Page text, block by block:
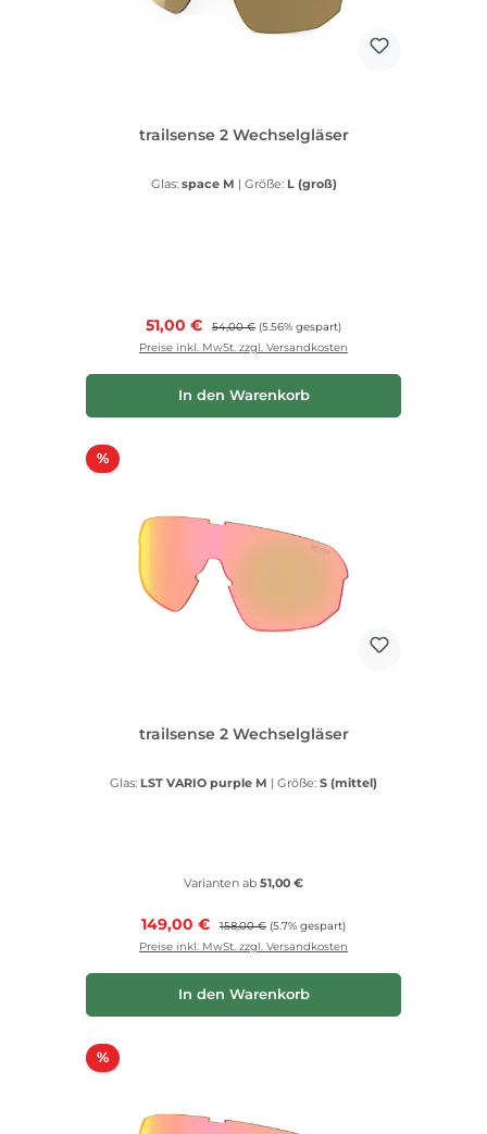
trailsense 2 Wechselgläser
Glas: space M | Größe: L (groß)
Verkaufspreis:
51,00 € Regulärer Preis:
54,00 € (5.56% gespart)
Preise inkl. MwSt. zzgl. Versandkosten
In den Warenkorb
%Rabatt
trailsense 2 Wechselgläser
Glas: LST VARIO purple M | Größe: S (mittel)
Varianten ab 51,00 €
Verkaufspreis:
149,00 € Regulärer Preis:
158,00 € (5.7% gespart)
Preise inkl. MwSt. zzgl. Versandkosten
In den Warenkorb
%Rabatt